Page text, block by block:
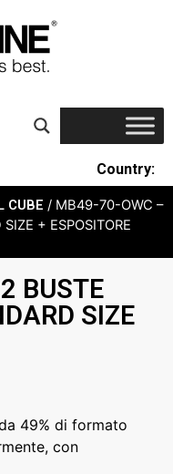
Country:
CUBE / MB49-70-OWC –
+ ESPOSITORE
BUSTE
SIZE
49% di formato
con